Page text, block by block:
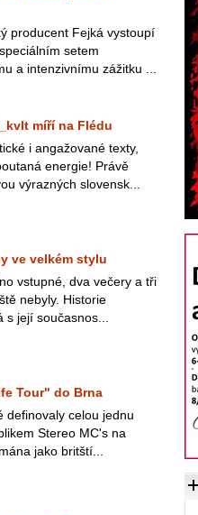
producent Fejká vystoupí
setem
a intenzivnímu zážitku ...
míří na Flédu
i angažované texty,
energie! Právě
výrazných slovensk...
ve velkém stylu
vstupné, dva večery a tři
nebyly. Historie
její současnos...
Tour" do Brna
definovaly celou jednu
Stereo MC's na
jako britští...